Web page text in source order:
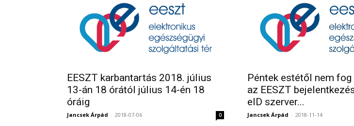
EESZT karbantartás 2018. július
13-án 18 órától július 14-én 18
óráig
Jancsek Árpád - 2018-07-06 0
Péntek estétől nem
az EESZT
eID szerver...
Jancsek Árpád - 2018-11-14